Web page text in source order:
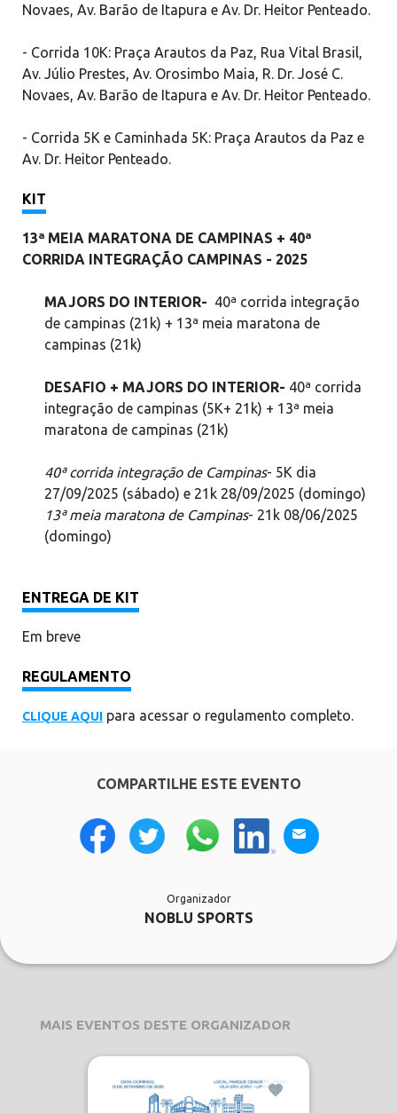
Novaes, Av. Barão de Itapura e Av. Dr. Heitor Penteado.
- Corrida 10K: Praça Arautos da Paz, Rua Vital Brasil,
Av. Júlio Prestes, Av. Orosimbo Maia, R. Dr. José C.
Novaes, Av. Barão de Itapura e Av. Dr. Heitor Penteado.
- Corrida 5K e Caminhada 5K: Praça Arautos da Paz e
Av. Dr. Heitor Penteado.
KIT
13ª MEIA MARATONA DE CAMPINAS + 40ª
CORRIDA INTEGRAÇÃO CAMPINAS - 2025
MAJORS DO INTERIOR- 40ª corrida integração
de campinas (21k) + 13ª meia maratona de
campinas (21k)
DESAFIO + MAJORS DO INTERIOR- 40ª corrida
integração de campinas (5K+ 21k) + 13ª meia
maratona de campinas (21k)
40ª corrida integração de Campinas- 5K dia
27/09/2025 (sábado) e 21k 28/09/2025 (domingo)
13ª meia maratona de Campinas- 21k 08/06/2025
(domingo)
ENTREGA DE KIT
Em breve
REGULAMENTO
CLIQUE AQUI para acessar o regulamento completo.
COMPARTILHE ESTE EVENTO
Organizador
NOBLU SPORTS
MAIS EVENTOS DESTE ORGANIZADOR